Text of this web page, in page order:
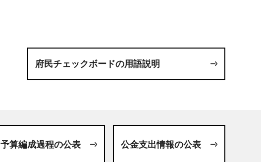
府民チェックボードの用語説明
予算編成過程の公表 公金支出情報の公表